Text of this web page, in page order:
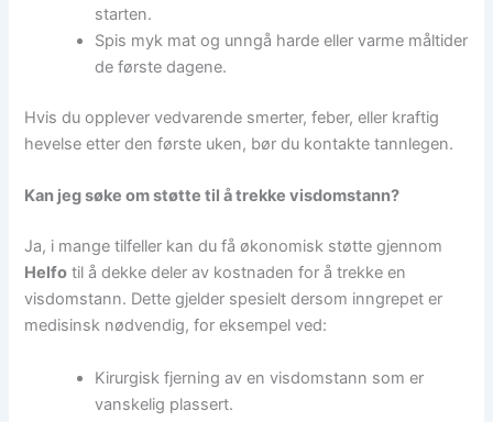
starten.
Spis myk mat og unngå harde eller varme måltider
de første dagene.
Hvis du opplever vedvarende smerter, feber, eller kraftig
hevelse etter den første uken, bør du kontakte tannlegen.
Kan jeg søke om støtte til å trekke visdomstann?
Ja, i mange tilfeller kan du få økonomisk støtte gjennom
Helfo til å dekke deler av kostnaden for å trekke en
visdomstann. Dette gjelder spesielt dersom inngrepet er
medisinsk nødvendig, for eksempel ved:
Kirurgisk fjerning av en visdomstann som er
vanskelig plassert.